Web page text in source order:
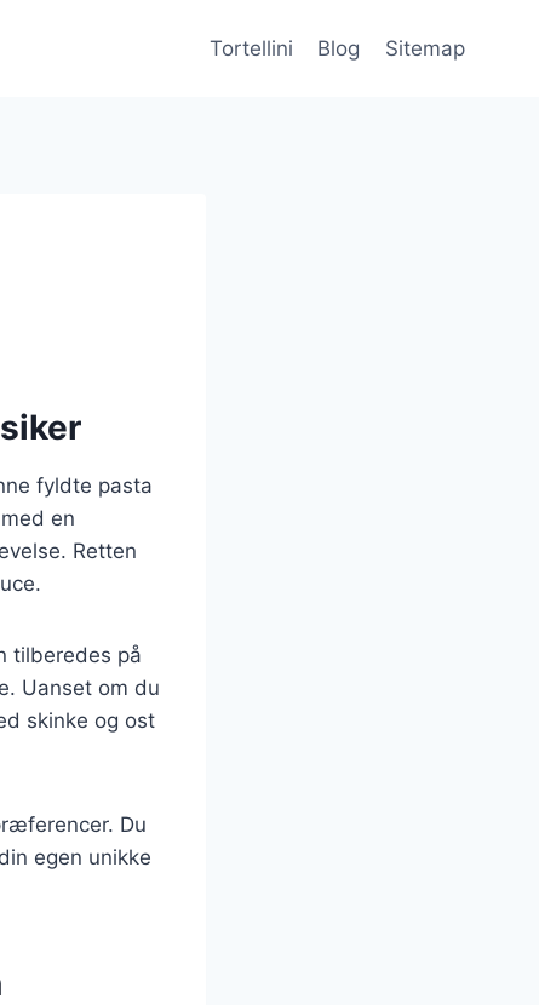
Tortellini Blog Sitemap
fyldte pasta
en
Retten
tilberedes på
Uanset om du
skinke og ost
Du
egen unikke